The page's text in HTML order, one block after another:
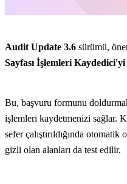
Audit Update 3.6 sürümü,
Sayfası İşlemleri
Bu, başvuru formunu
işlemleri kaydetmenizi sağlar.
sefer çalıştırıldığında otomatik
gizli olan alanları da test edilir.